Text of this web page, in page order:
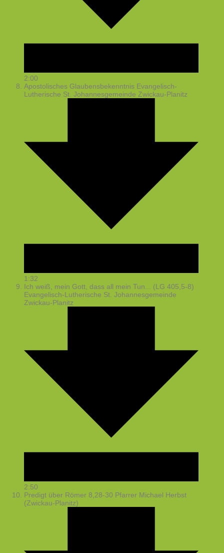
2:00
Apostolisches Glaubensbekenntnis Evangelisch-
Lutherische St. Johannesgemeinde Zwickau-Planitz
1:32
Ich weiß, mein Gott, dass all mein Tun... (LG 405,5-8)
Evangelisch-Lutherische St. Johannesgemeinde
Zwickau-Planitz
2:50
Predigt über Römer 8,28-30 Pfarrer Michael Herbst
(Zwickau-Planitz)